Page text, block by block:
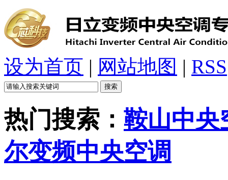
设为首页 | 网站地图 | RSS
热门搜索： 鞍山中央
尔变频中央空调